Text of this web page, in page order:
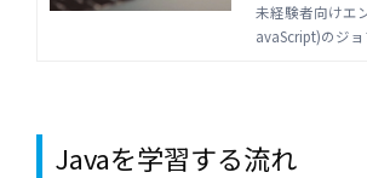
ポート
と、それでも
を知っておきま
未経験者向けエ
avaScript)のジ
Javaを学習する流れ